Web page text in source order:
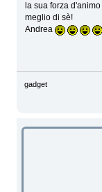
la sua forza
meglio di sè!
Andrea
gadget